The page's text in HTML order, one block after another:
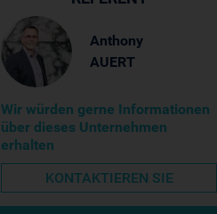
Anthony
AUERT
Wir würden gerne Informationen
über dieses Unternehmen
erhalten
KONTAKTIEREN SIE